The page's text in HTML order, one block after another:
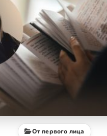
От первого лица